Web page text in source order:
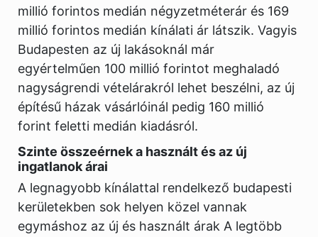
millió forintos medián négyzetméterár és 169
millió forintos medián kínálati ár látszik. Vagyis
Budapesten az új lakásoknál már
egyértelműen 100 millió forintot meghaladó
nagyságrendi vételárakról lehet beszélni, az új
építésű házak vásárlóinál pedig 160 millió
forint feletti medián kiadásról.
Szinte összeérnek a használt és az új
ingatlanok árai
A legnagyobb kínálattal rendelkező budapesti
kerületekben sok helyen közel vannak
egymáshoz az új és használt árak A legtöbb